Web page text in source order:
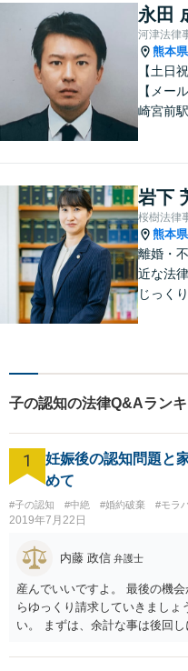
ださい
域に密
弁護士
永田
河津法律
熊本県
【土日
【メー
崎宮前
の方の
幅広く
ます。
い。
岩下
桜樹法律
熊本県
離婚・
近な法
じっく
子の認知の法律Q&Aラン
1
妊娠後の認知問題と
めて
#子の認知 #中絶 #婚約破棄 #モラ
2019年7月22日
内藤 政信 弁護士
産んでいいですよ。 最後の機
らゆっくり請求していきましょ
い。 まずは、余計な事は後回